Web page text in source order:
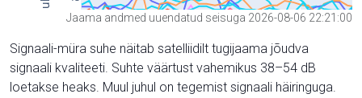
Jaama andmed uuendatud seisuga 2026-08-06 22:21:00
Signaali-müra suhe näitab satelliidilt tugijaama jõudva
signaali kvaliteeti. Suhte väärtust vahemikus 38–54 dB
loetakse heaks. Muul juhul on tegemist signaali häiringuga.